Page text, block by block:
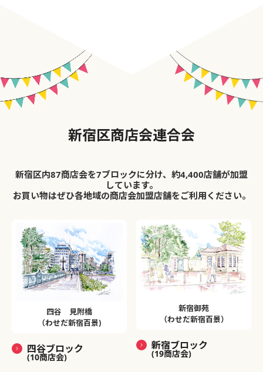
新宿区商店会連合会
新宿区内87商店会を7ブロックに分け、約4,400店舗が加盟
しています。
お買い物はぜひ各地域の商店会加盟店舗をご利用ください。
四谷 見附橋
（わせだ新宿百景)
四谷ブロック
(10商店会)
新宿御苑
（わせだ新宿百景）
新宿ブロック
(19商店会)